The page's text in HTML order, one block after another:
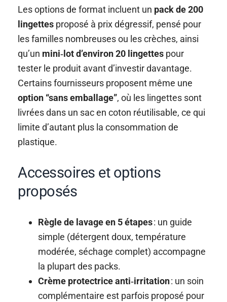
Les options de format incluent un pack de 200
lingettes proposé à prix dégressif, pensé pour
les familles nombreuses ou les crèches, ainsi
qu’un mini‑lot d’environ 20 lingettes pour
tester le produit avant d’investir davantage.
Certains fournisseurs proposent même une
option “sans emballage”, où les lingettes sont
livrées dans un sac en coton réutilisable, ce qui
limite d’autant plus la consommation de
plastique.
Accessoires et options
proposés
Règle de lavage en 5 étapes: un guide
simple (détergent doux, température
modérée, séchage complet) accompagne
la plupart des packs.
Crème protectrice anti‑irritation: un soin
complémentaire est parfois proposé pour